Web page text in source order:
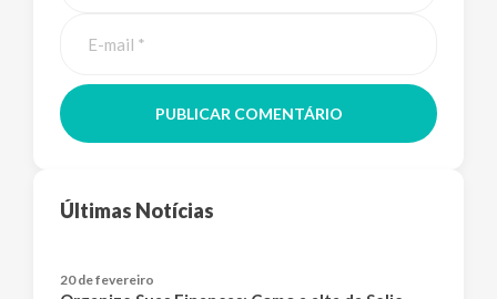
PUBLICAR COMENTÁRIO
Últimas Notícias
20 de fevereiro